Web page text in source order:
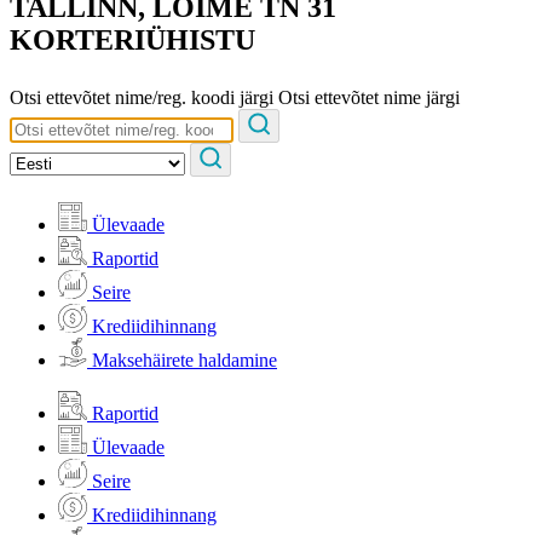
TALLINN, LÕIME TN 31
KORTERIÜHISTU
Otsi ettevõtet nime/reg. koodi järgi Otsi ettevõtet nime järgi
Ülevaade
Raportid
Seire
Krediidihinnang
Maksehäirete haldamine
Raportid
Ülevaade
Seire
Krediidihinnang